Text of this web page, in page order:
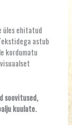
üles ehitatud
astub
kordumatu
soovitused,
kuulate.